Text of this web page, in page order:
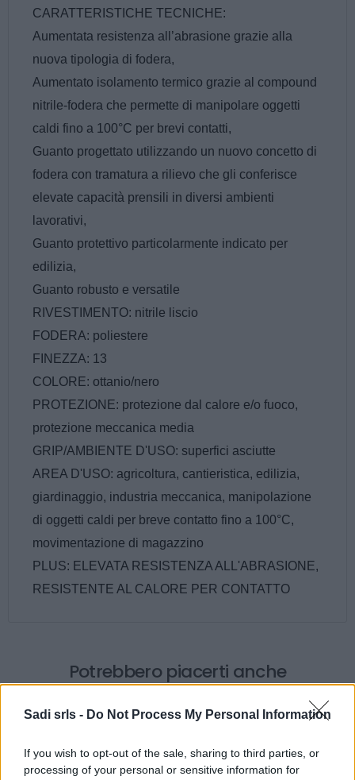
Sadi srls - Do Not Process My Personal Information
If you wish to opt-out of the sale, sharing to third parties, or
processing of your personal or sensitive information for
CARATTERISTICHE TECNICHE:
Aumentata resistenza all’abrasione grazie alla
nuova tipologia di fodera,
Aumentato isolamento termico grazie al compound
nitrile-fodera che permette di manipolare oggetti
caldi fino a 100°C per brevi contatti,
Guanto progettato utilizzando un nuovo concetto di
fodera con tramatura a rilievo che gli conferisce
elevate capacità prensili in diversi ambienti
lavorativi,
Guanto protettivo particolarmente indicato per
edilizia,
Guanto robusto e versatile
RIVESTIMENTO: nitrile liscio
FODERA: poliestere
FINEZZA: 13
COLORE: ottanio/nero
PROTEZIONE: protezione dal calore e/o fuoco,
protezione meccanica media
GRIP/AMBIENTE D'USO: superfici asciutte
AREA D'USO: agricoltura, cantieristica, edilizia,
giardinaggio, industria meccanica, manipolazione
di oggetti caldi per breve contatto fino a 100°C,
movimentazione di magazzino
PLUS: ELEVATA RESISTENZA ALL'ABRASIONE,
RESISTENTE AL CALORE PER CONTATTO
Potrebbero piacerti anche